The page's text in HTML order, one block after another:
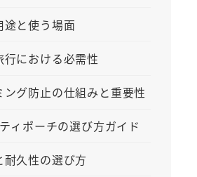
途と使う場面
行における必需性
ング防止の仕組みと重要性
ィポーチの選び方ガイド
耐久性の選び方